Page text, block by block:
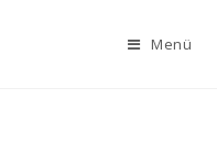
Menü